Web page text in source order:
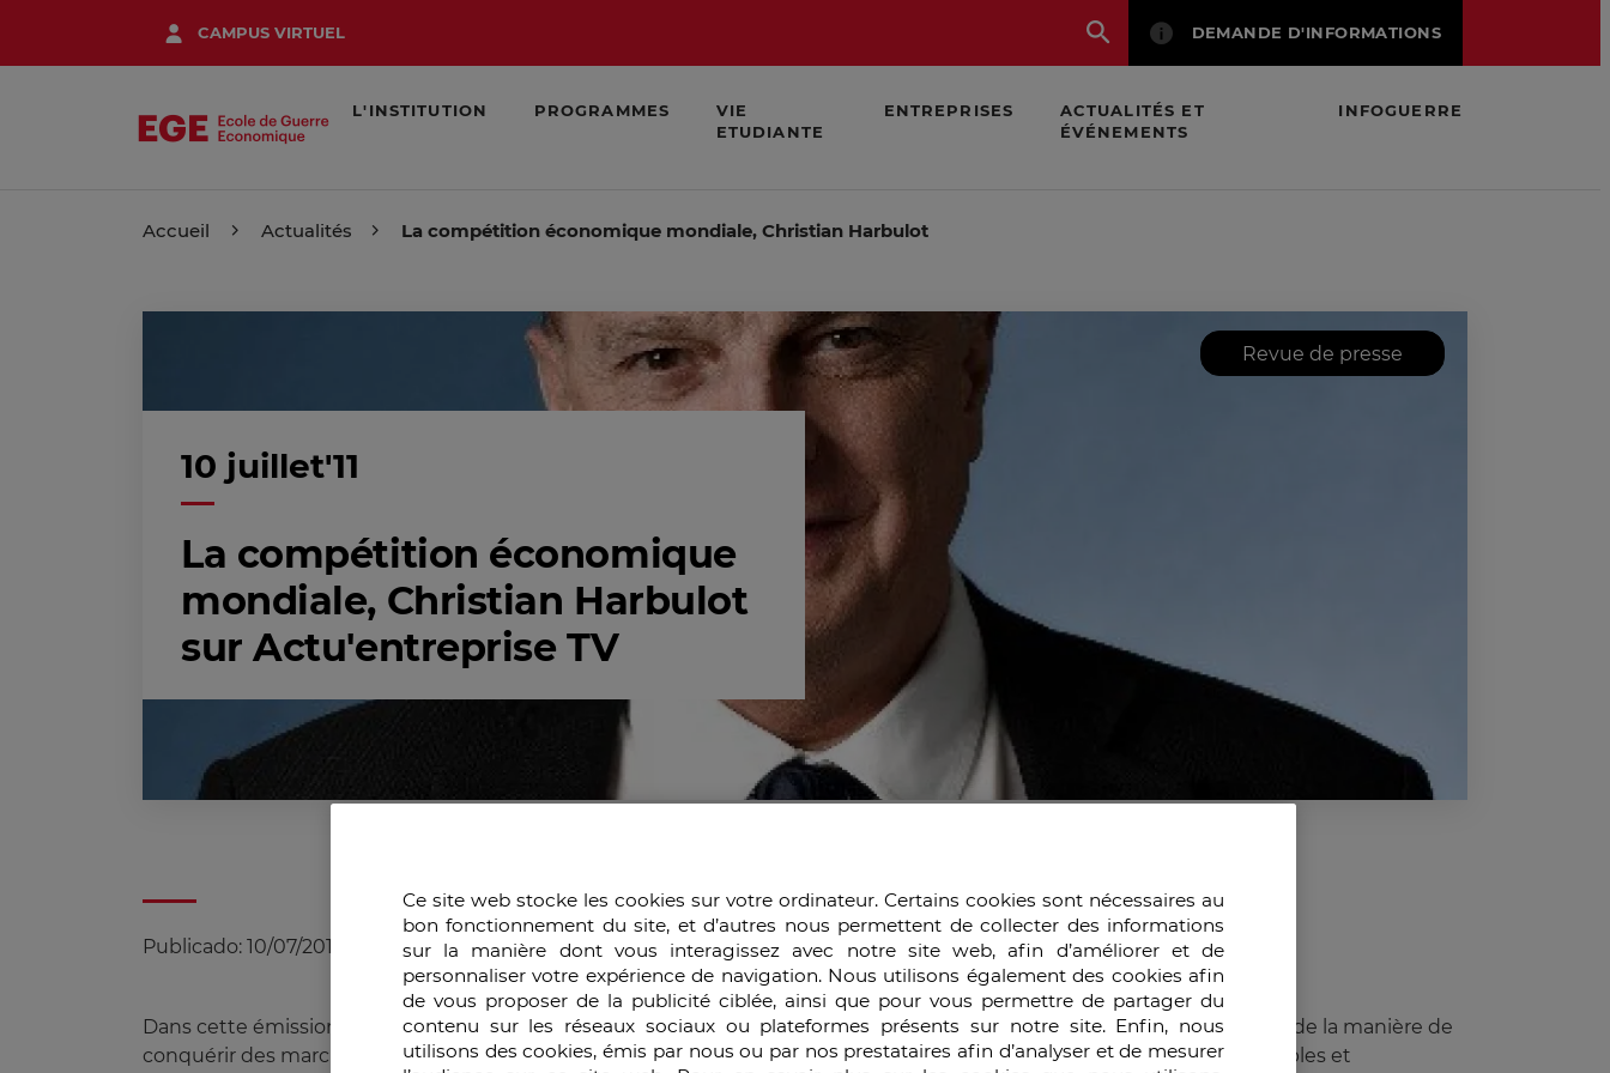
contenu
CAMPUS VIRTUEL DEMANDE D'INFORMATIONS
L'INSTITUTION PROGRAMMES
VIE
ETUDIANTE
ENTREPRISES
ACTUALITÉS ET
ÉVÉNEMENTS
INFOGUERRE
Accueil Actualités La compétition économique mondiale, Christian Harbulot sur Actu'entreprise TV
10 juillet'11
La compétition économique
mondiale, Christian Harbulot
sur Actu'entreprise TV
Revue de presse
Publicado: 10/07/2011 Actualizado: 11/02/2026
Dans cette émission, Christian Harbulot aborde tout d’abord la notion de guerre économique en temps de paix : il s’agit de la manière de
conquérir des marchés en utilisant certaines stratégies. Pour illustrer cette définition, Christian Harbulot cite des exemples et
Ce site web stocke les cookies sur votre ordinateur. Certains cookies sont nécessaires au
bon fonctionnement du site, et d’autres nous permettent de collecter des informations
sur la manière dont vous interagissez avec notre site web, afin d’améliorer et de
personnaliser votre expérience de navigation. Nous utilisons également des cookies afin
de vous proposer de la publicité ciblée, ainsi que pour vous permettre de partager du
contenu sur les réseaux sociaux ou plateformes présents sur notre site. Enfin, nous
utilisons des cookies, émis par nous ou par nos prestataires afin d’analyser et de mesurer